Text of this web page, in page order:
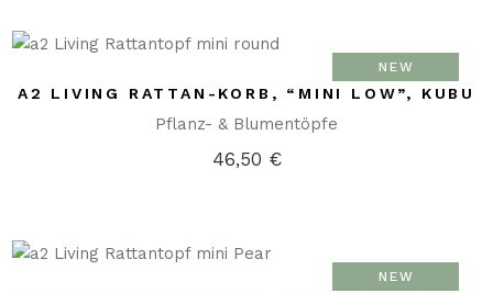
NEW
A2 LIVING RATTAN-KORB, “MINI LOW”, KUBU
Pflanz- & Blumentöpfe
46,50 €
NEW